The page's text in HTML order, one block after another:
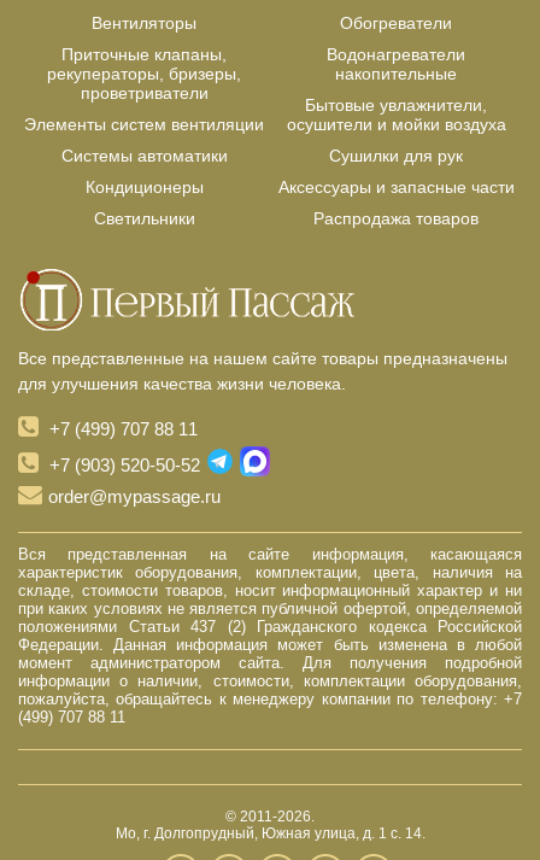
Вентиляторы
Приточные клапаны,
рекуператоры, бризеры,
проветриватели
Элементы систем вентиляции
Системы автоматики
Кондиционеры
Светильники
Обогреватели
Водонагреватели
накопительные
Бытовые увлажнители,
осушители и мойки воздуха
Сушилки для рук
Аксессуары и запасные части
Распродажа товаров
Все представленные на нашем сайте товары предназначены
для улучшения качества жизни человека.
+7 (499) 707 88 11
+7 (903) 520-50-52
order@mypassage.ru
Вся представленная на сайте информация, касающаяся
характеристик оборудования, комплектации, цвета, наличия на
складе, стоимости товаров, носит информационный характер и ни
при каких условиях не является публичной офертой, определяемой
положениями Статьи 437 (2) Гражданского кодекса Российской
Федерации. Данная информация может быть изменена в любой
момент администратором сайта. Для получения подробной
информации о наличии, стоимости, комплектации оборудования,
пожалуйста, обращайтесь к менеджеру компании по телефону: +7
(499) 707 88 11
© 2011-2026.
Мо, г. Долгопрудный, Южная улица, д. 1 с. 14.